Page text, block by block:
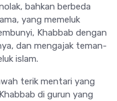
bahkan berbeda
yang memeluk
Khabbab dengan
dan mengajak teman-
islam.
terik mentari yang
di gurun yang